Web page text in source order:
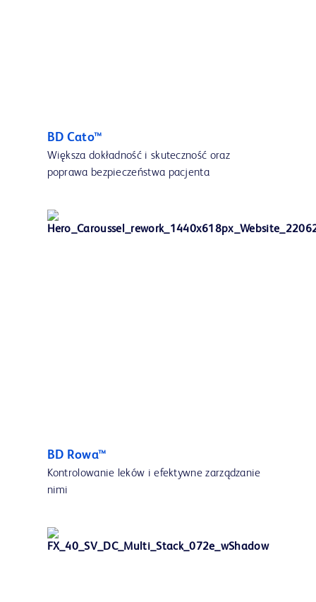
BD Cato™
Większa dokładność i skuteczność oraz
poprawa bezpieczeństwa pacjenta
BD Rowa™
Kontrolowanie leków i efektywne zarządzanie
nimi